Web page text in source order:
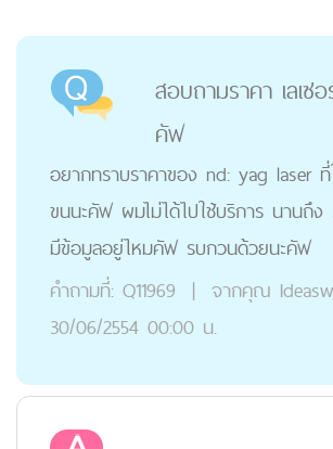
สอบถามราคา เลเซ
คัฟ
อยากทราบราคาของ nd: yag laser ที่
ขนนะคัฟ ผมไม่ได้ไปใช้บริการ นานถึง
มีข้อมูลอยู่ไหมคัฟ รบกวนด้วยนะคัฟ
คำถามที่: Q11969 | จากคุณ
30/06/2554 00:00 น.